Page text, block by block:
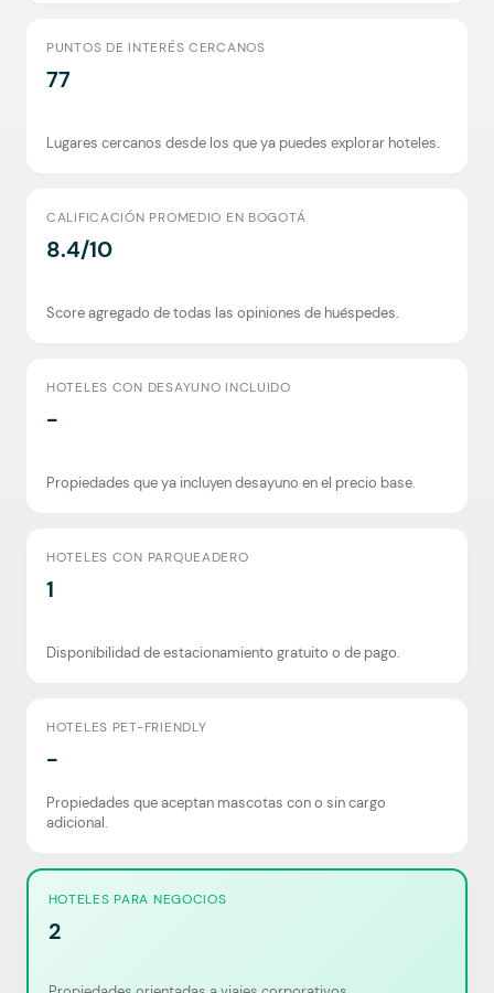
PUNTOS DE INTERÉS CERCANOS
77
Lugares cercanos desde los que ya puedes explorar hoteles.
CALIFICACIÓN PROMEDIO EN BOGOTÁ
8.4/10
Score agregado de todas las opiniones de huéspedes.
HOTELES CON DESAYUNO INCLUIDO
-
Propiedades que ya incluyen desayuno en el precio base.
HOTELES CON PARQUEADERO
1
Disponibilidad de estacionamiento gratuito o de pago.
HOTELES PET-FRIENDLY
-
Propiedades que aceptan mascotas con o sin cargo
adicional.
HOTELES PARA NEGOCIOS
2